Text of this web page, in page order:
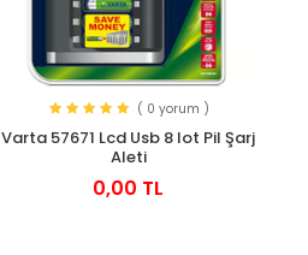
( 0 yorum )
Varta 57671 Lcd Usb 8 lot Pil Şarj
Aleti
0,00 TL